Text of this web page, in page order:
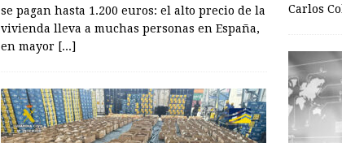
se pagan hasta 1.200 euros: el alto precio de la
vivienda lleva a muchas personas en España,
en mayor [...]
Carlos